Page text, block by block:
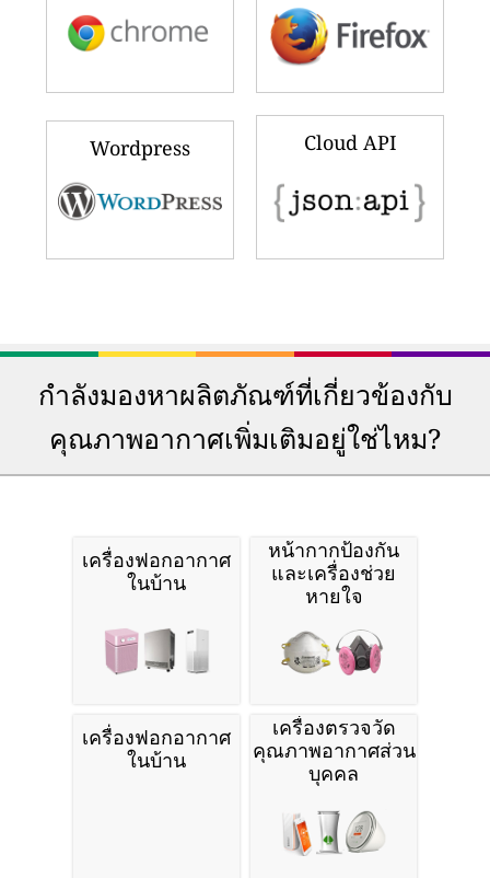
Wordpress Cloud API
กำลังมองหาผลิตภัณฑ์ที่เกี่ยวข้องกับ
คุณภาพอากาศเพิ่มเติมอยู่ใช่ไหม?
เครื่องฟอกอากาศ
ในบ้าน
หน้ากากป้องกัน
และเครื่องช่วย
หายใจ
เครื่องฟอกอากาศ
ในบ้าน
เครื่องตรวจวัด
คุณภาพอากาศส่วน
บุคคล